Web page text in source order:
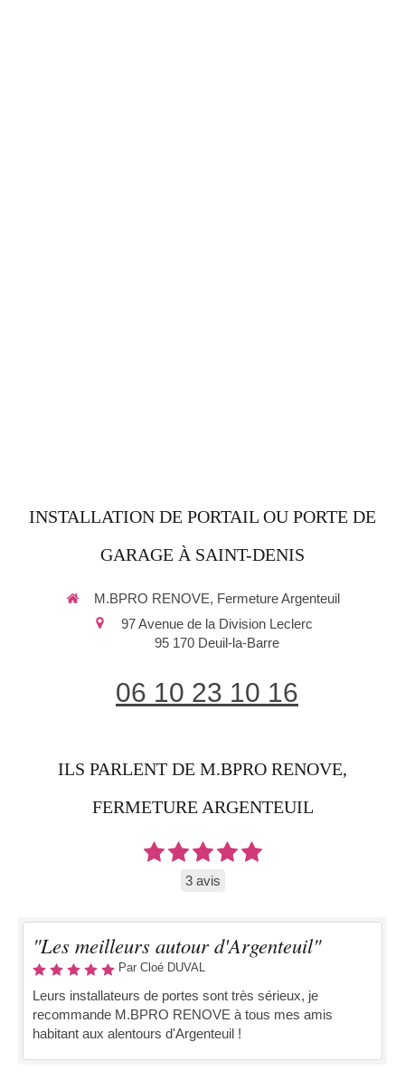
INSTALLATION DE PORTAIL OU PORTE DE
GARAGE À SAINT-DENIS
M.BPRO RENOVE, Fermeture Argenteuil
97 Avenue de la Division Leclerc
95 170 Deuil-la-Barre
06 10 23 10 16
ILS PARLENT DE M.BPRO RENOVE,
FERMETURE ARGENTEUIL
3 avis
"Les meilleurs autour d'Argenteuil"
Par Cloé DUVAL
Leurs installateurs de portes sont très sérieux, je
recommande M.BPRO RENOVE à tous mes amis
habitant aux alentours d'Argenteuil !